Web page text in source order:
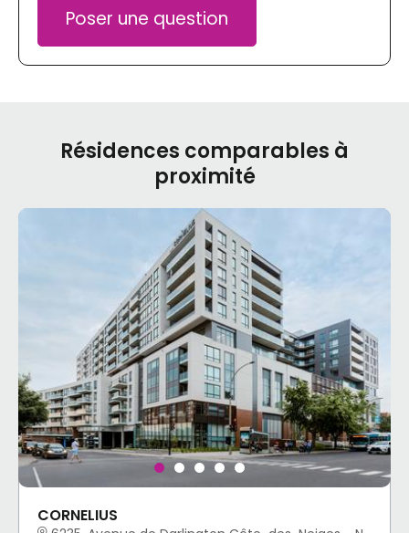
Poser une question
Résidences comparables à
proximité
CORNELIUS